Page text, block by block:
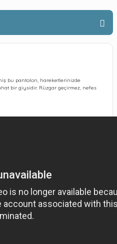
bu pantolon, hareketlerinizde
bir giysidir. Rüzgar geçirmez, nefes